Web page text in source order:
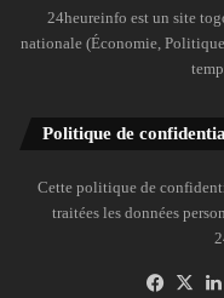
24heureinfo est un site
nationale (Économie,
Politique de
Cette politique de
traitées les données
X